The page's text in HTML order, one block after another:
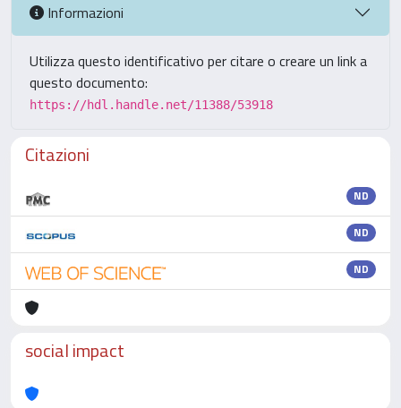
Informazioni
Utilizza questo identificativo per citare o creare un link a
questo documento:
https://hdl.handle.net/11388/53918
Citazioni
ND
ND
ND
social impact